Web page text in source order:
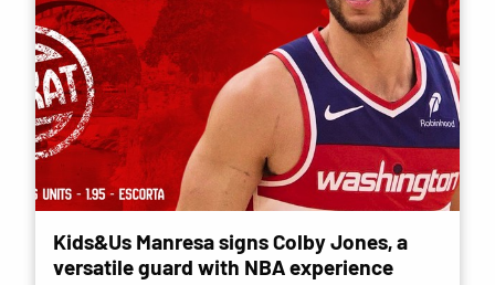
Kids&Us Manresa signs Colby Jones, a
versatile guard with NBA experience